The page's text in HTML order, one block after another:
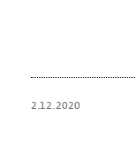
2.12.2020